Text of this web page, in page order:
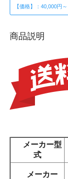
【価格】：40,000円～
商品説明
メーカー型
式
メーカー